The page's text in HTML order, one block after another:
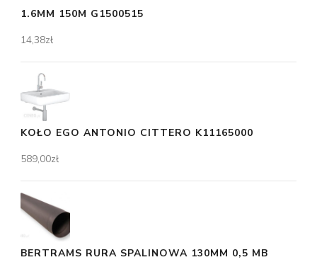
1.6MM 150M G1500515
14,38zł
KOŁO EGO ANTONIO CITTERO K11165000
589,00zł
BERTRAMS RURA SPALINOWA 130MM 0,5 MB